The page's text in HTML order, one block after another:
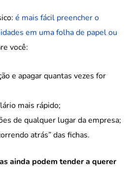
é mais fácil preencher o
em uma folha de papel ou
você:
e apagar quantas vezes for
mais rápido;
de qualquer lugar da empresa;
atrás” das fichas.
ainda podem tender a querer